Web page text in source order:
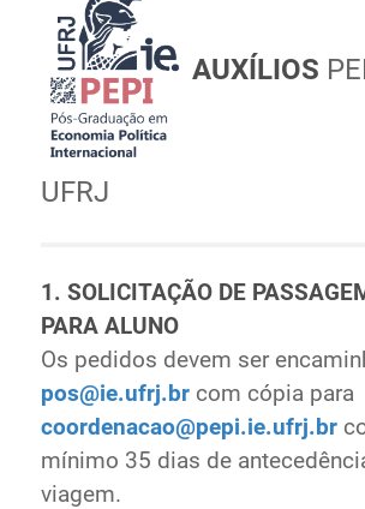
AUXÍLIOS
UFRJ
1. SOLICITAÇÃO DE
PARA ALUNO
Os pedidos devem ser
pos@ie.ufrj.brcom cópia para
coordenacao@pepi.ie.ufrj.br
mínimo 35 dias de
viagem.